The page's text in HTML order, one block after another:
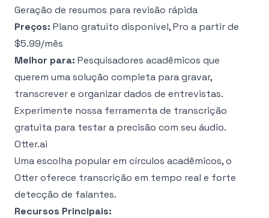
Geração de resumos para revisão rápida
Preços: Plano gratuito disponível, Pro a partir de
$5.99/mês
Melhor para: Pesquisadores acadêmicos que
querem uma solução completa para gravar,
transcrever e organizar dados de entrevistas.
Experimente nossa ferramenta de transcrição
gratuita para testar a precisão com seu áudio.
Otter.ai
Uma escolha popular em círculos acadêmicos, o
Otter oferece transcrição em tempo real e forte
detecção de falantes.
Recursos Principais: